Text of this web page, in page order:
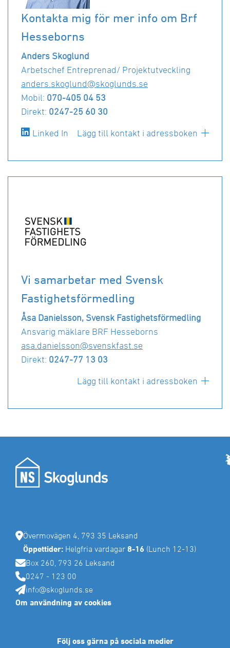
Kontakta mig för mer info om Brf
Hesseborns
Anders Skoglund
Arbetschef Entreprenad/ Projektutveckling
anders.skoglund@skoglunds.se
Mobil: 070-405 04 53
Direkt: 0247-25 60 30
Linked In
Lägg till kontakt i adressboken
Vi samarbetar med Svensk
Fastighetsförmedling
Åsa Danielsson, Svensk Fastighetsförmedling
Ansvarig mäklare BRF Hesseborns
asa.danielsson@svenskfast.se
Direkt: 0247-77 13 03
Lägg till kontakt i adressboken
Övermovägen 4, 793 35 Leksand
Öppettider: Helgfria vardagar 8-16 (Lunch 12-13)
Box 260, 793 26 Leksand
0247 - 123 00
info@skoglunds.se
Om användning av cookies
Följ oss gärna på sociala medier